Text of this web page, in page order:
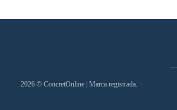
2026 © ConcretOnline | Marca registrada.